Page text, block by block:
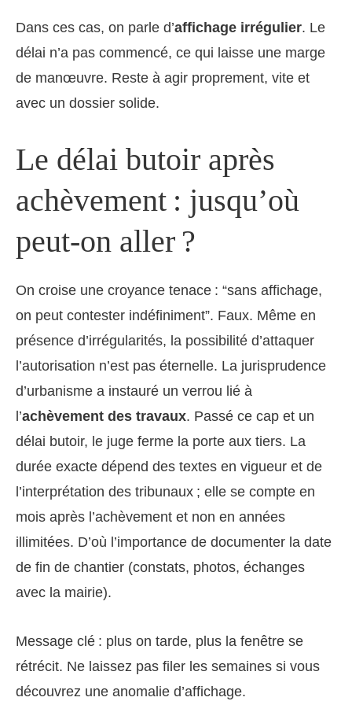
Dans ces cas, on parle d’affichage irrégulier. Le
délai n’a pas commencé, ce qui laisse une marge
de manœuvre. Reste à agir proprement, vite et
avec un dossier solide.
Le délai butoir après
achèvement : jusqu’où
peut-on aller ?
On croise une croyance tenace : “sans affichage,
on peut contester indéfiniment”. Faux. Même en
présence d’irrégularités, la possibilité d’attaquer
l’autorisation n’est pas éternelle. La jurisprudence
d’urbanisme a instauré un verrou lié à
l’achèvement des travaux. Passé ce cap et un
délai butoir, le juge ferme la porte aux tiers. La
durée exacte dépend des textes en vigueur et de
l’interprétation des tribunaux ; elle se compte en
mois après l’achèvement et non en années
illimitées. D’où l’importance de documenter la date
de fin de chantier (constats, photos, échanges
avec la mairie).
Message clé : plus on tarde, plus la fenêtre se
rétrécit. Ne laissez pas filer les semaines si vous
découvrez une anomalie d’affichage.